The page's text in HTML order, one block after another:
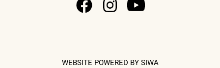
WEBSITE POWERED BY SIWA